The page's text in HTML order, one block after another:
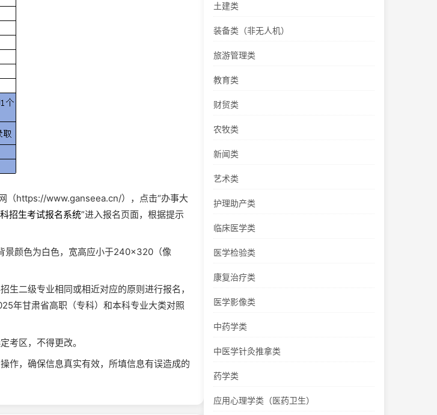
（https://www.ganseea.cn/），点击“办事大
招生考试报名系统”进入报名页面，根据提示
景颜色为白色，宽高应小于240×320（像
生二级专业相同或相近对应的原则进行报名，
年甘肃省高职（专科）和本科专业大类对照
考区，不得更改。
作，确保信息真实有效，所填信息有误造成的
土建类
装备类（非无人机）
旅游管理类
教育类
财贸类
农牧类
新闻类
艺术类
护理助产类
临床医学类
医学检验类
康复治疗类
医学影像类
中药学类
中医学针灸推拿类
药学类
应用心理学类（医药卫生）